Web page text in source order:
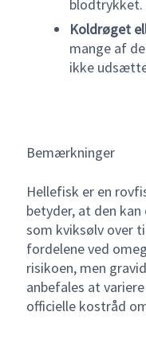
blodtrykket.
Koldrøget
mange af
ikke
Bemærkninger
Hellefisk er en
betyder, at den
som kviksølv over
fordelene ved
risikoen, men
anbefales at
officielle kostråd